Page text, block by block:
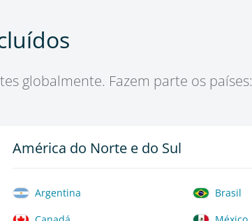
globalmente. Fazem parte os países:
América do Norte e do Sul
Argentina
Brasil